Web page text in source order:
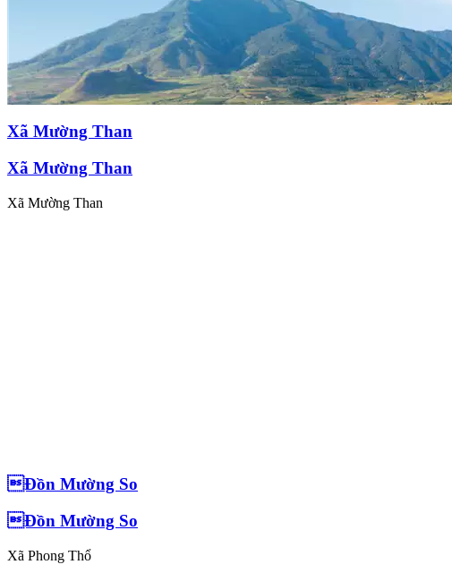
Xã Mường Than
Xã Mường Than
Xã Mường Than
Đồn Mường So
Đồn Mường So
Xã Phong Thổ